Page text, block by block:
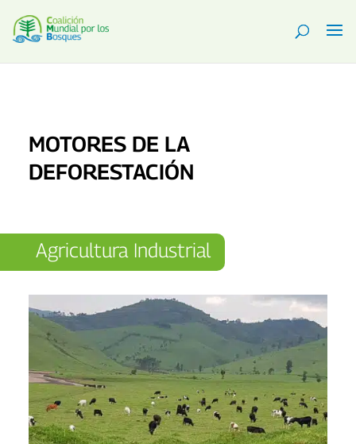
MOTORES DE LA
DEFORESTACIÓN
Agricultura Industrial